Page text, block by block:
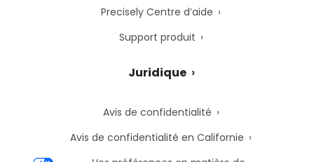
Precisely Centre d’aide
Support produit
Juridique
Avis de confidentialité
Avis de confidentialité en Californie